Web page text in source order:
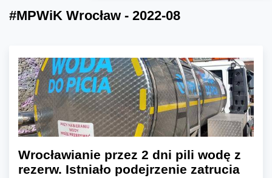
#MPWiK Wrocław - 2022-08
Wrocławianie przez 2 dni pili wodę z
rezerw. Istniało podejrzenie zatrucia